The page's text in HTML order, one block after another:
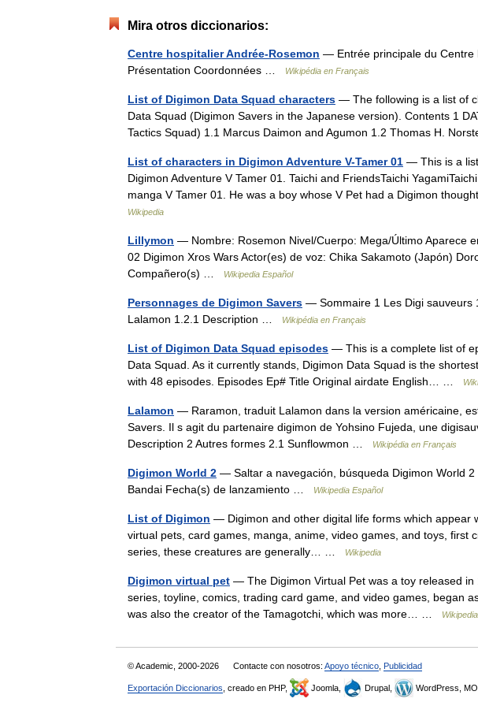
Mira otros diccionarios:
Centre hospitalier Andrée-Rosemon — Entrée principale du Centre
Présentation Coordonnées …
Wikipédia en Français
List of Digimon Data Squad characters — The following is a list of
Data Squad (Digimon Savers in the Japanese version). Contents 1
Tactics Squad) 1.1 Marcus Daimon and Agumon 1.2 Thomas H.
List of characters in Digimon Adventure V-Tamer 01 — This is a
Digimon Adventure V Tamer 01. Taichi and FriendsTaichi
manga V Tamer 01. He was a boy whose V Pet had a Digimon
Wikipedia
Lillymon — Nombre: Rosemon Nivel/Cuerpo: Mega/Último Aparece
02 Digimon Xros Wars Actor(es) de voz: Chika Sakamoto (Japón)
Compañero(s) …
Wikipedia Español
Personnages de Digimon Savers — Sommaire 1 Les Digi sauveurs
Lalamon 1.2.1 Description …
Wikipédia en Français
List of Digimon Data Squad episodes — This is a complete list of
Data Squad. As it currently stands, Digimon Data Squad is the
with 48 episodes. Episodes Ep# Title Original airdate English… …
Lalamon — Raramon, traduit Lalamon dans la version américaine,
Savers. Il s agit du partenaire digimon de Yohsino Fujeda, une
Description 2 Autres formes 2.1 Sunflowmon …
Wikipédia en Français
Digimon World 2 — Saltar a navegación, búsqueda Digimon World
Bandai Fecha(s) de lanzamiento …
Wikipedia Español
List of Digimon — Digimon and other digital life forms which appear
virtual pets, card games, manga, anime, video games, and toys, first
series, these creatures are generally… …
Wikipedia
Digimon virtual pet — The Digimon Virtual Pet was a toy released
series, toyline, comics, trading card game, and video games, began
was also the creator of the Tamagotchi, which was more… …
Wikipedia
© Academic, 2000-2026 Contacte con nosotros: Apoyo técnico Publicidad
Exportación Diccionarios , creado en PHP, Joomla, Drupal, WordPress,